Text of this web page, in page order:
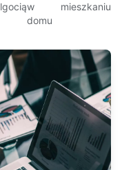
w
domu
mieszkaniu